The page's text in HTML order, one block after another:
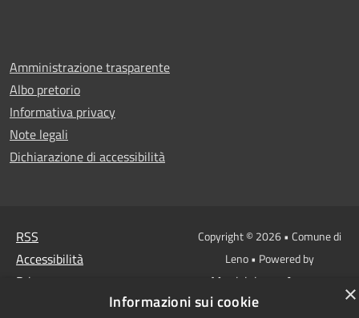
Amministrazione trasparente
Albo pretorio
Informativa privacy
Note legali
Dichiarazione di accessibilità
RSS
Accessibilità
Privacy
Copyright © 2026 • Comune di
Leno • Powered by
Municipium
Accesso
redazione
×
Informazioni sui cookie